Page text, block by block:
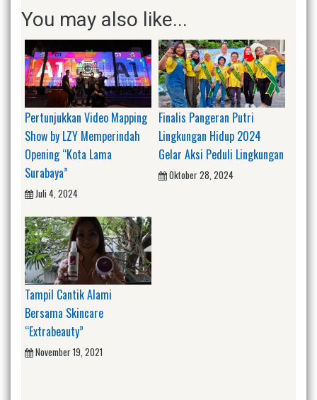
You may also like...
Pertunjukkan Video Mapping
Show by LZY Memperindah
Opening “Kota Lama
Surabaya”
Juli 4, 2024
Finalis Pangeran Putri
Lingkungan Hidup 2024
Gelar Aksi Peduli Lingkungan
Oktober 28, 2024
Tampil Cantik Alami
Bersama Skincare
“Extrabeauty”
November 19, 2021